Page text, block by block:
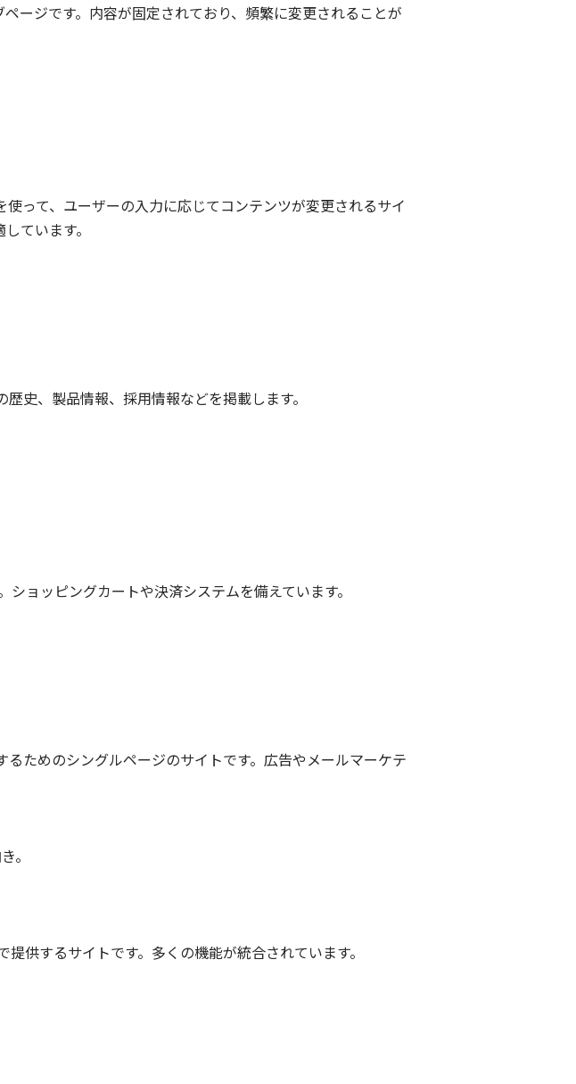
ージです。内容が固定されており、頻繁に変更されることが
って、ユーザーの入力に応じてコンテンツが変更されるサイ
ています。
史、製品情報、採用情報などを掲載します。
ョッピングカートや決済システムを備えています。
ためのシングルページのサイトです。広告やメールマーケテ
。
供するサイトです。多くの機能が統合されています。